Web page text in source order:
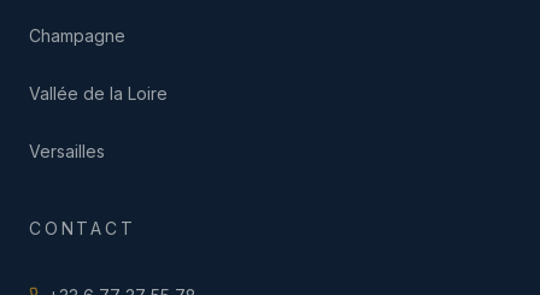
Champagne
Vallée de la Loire
Versailles
CONTACT